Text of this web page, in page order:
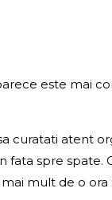
este mai
curatati atent
fata spre spate.
mult de o